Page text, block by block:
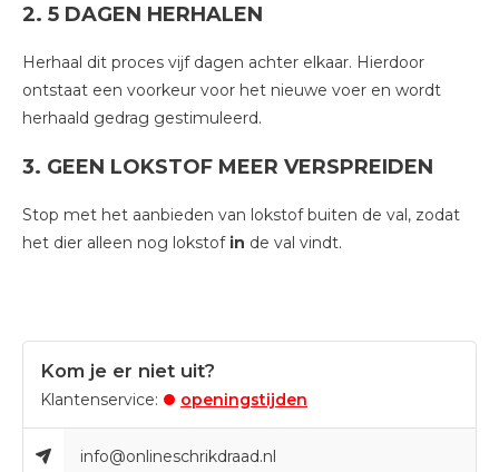
2. 5 DAGEN HERHALEN
Herhaal dit proces vijf dagen achter elkaar. Hierdoor
ontstaat een voorkeur voor het nieuwe voer en wordt
herhaald gedrag gestimuleerd.
3. GEEN LOKSTOF MEER VERSPREIDEN
Stop met het aanbieden van lokstof buiten de val, zodat
het dier alleen nog lokstof in de val vindt.
Kom je er niet uit?
Klantenservice: openingstijden
info@onlineschrikdraad.nl